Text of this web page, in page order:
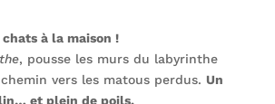
à la maison !
, pousse les murs du labyrinthe
vers les matous perdus. Un
et plein de poils.